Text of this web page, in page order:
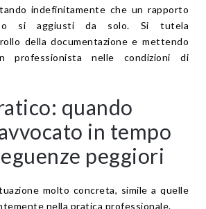
indefinitamente che un rapporto
si aggiusti da solo. Si tutela
della documentazione e mettendo
professionista nelle condizioni di
quando
in tempo
peggiori
molto concreta, simile a quelle
nella pratica professionale.